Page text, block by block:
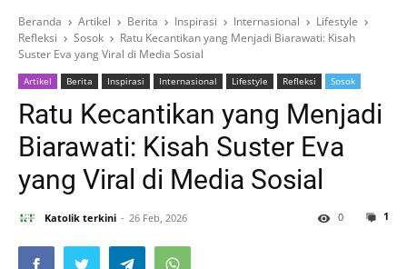
Beranda Artikel Berita Inspirasi Internasional
Lifestyle
Refleksi
Sosok
Ratu Kecantikan yang Menjadi Biarawati: Kisah
Suster Eva yang Viral di Media Sosial
Artikel Berita Inspirasi Internasional Lifestyle Refleksi Sosok
Ratu Kecantikan yang Menjadi
Biarawati: Kisah Suster Eva
yang Viral di Media Sosial
Katolik terkini 26 Feb, 2026 1
0